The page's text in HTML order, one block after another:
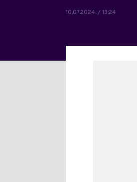
10.07.2024. / 13:24